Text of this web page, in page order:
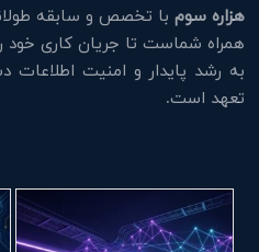
هزاره سوم با تخصص و سابقه
همراه شماست تا جریان کاری خود
به رشد پایدار و امنیت
تعهد است.